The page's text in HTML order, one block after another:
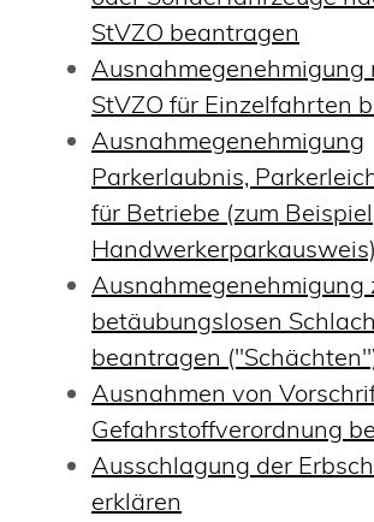
StVZO beantragen
Ausnahmegenehmigung
StVZO für Einzelfahrten
Ausnahmegenehmigung
Parkerlaubnis,
für Betriebe (zum Beispiel
Handwerkerparkausweis)
Ausnahmegenehmigung
betäubungslosen
beantragen
Ausnahmen von
Gefahrstoffverordnung
Ausschlagung der
erklären